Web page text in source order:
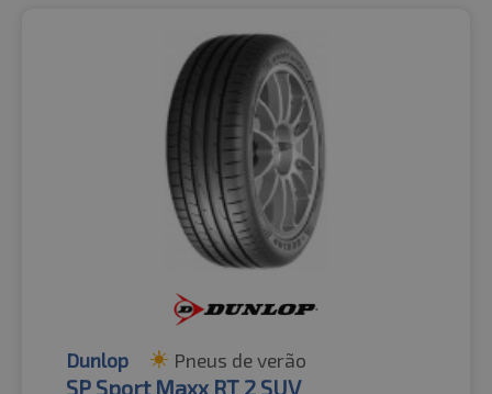
Dunlop Pneus de verão
SP Sport Maxx RT 2 SUV